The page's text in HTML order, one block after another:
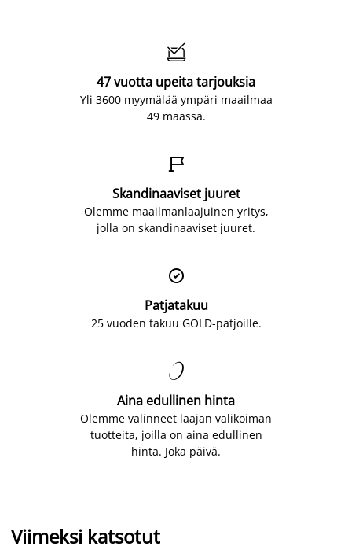

47 vuotta upeita tarjouksia
Yli 3600 myymälää ympäri maailmaa
49 maassa.

Skandinaaviset juuret
Olemme maailmanlaajuinen yritys,
jolla on skandinaaviset juuret.

Patjatakuu
25 vuoden takuu GOLD-patjoille.

Aina edullinen hinta
Olemme valinneet laajan valikoiman
tuotteita, joilla on aina edullinen
hinta. Joka päivä.
Viimeksi katsotut